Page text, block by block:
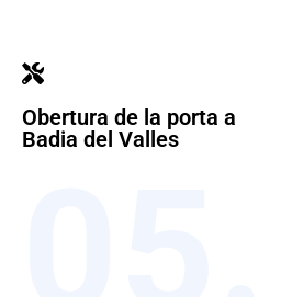
Obertura de la porta a
Badia del Valles